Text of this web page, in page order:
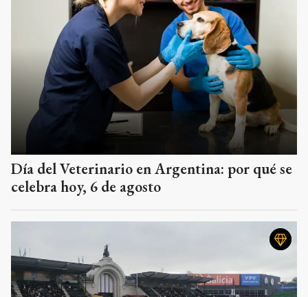
Día del Veterinario en Argentina: por qué se
celebra hoy, 6 de agosto